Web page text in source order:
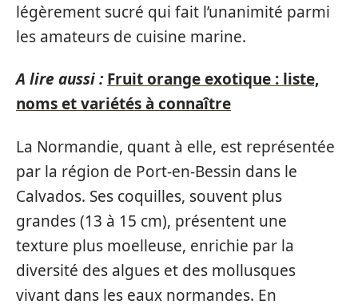
légèrement sucré qui fait l’unanimité parmi
les amateurs de cuisine marine.
A lire aussi : Fruit orange exotique : liste,
noms et variétés à connaître
La Normandie, quant à elle, est représentée
par la région de Port-en-Bessin dans le
Calvados. Ses coquilles, souvent plus
grandes (13 à 15 cm), présentent une
texture plus moelleuse, enrichie par la
diversité des algues et des mollusques
vivant dans les eaux normandes. En